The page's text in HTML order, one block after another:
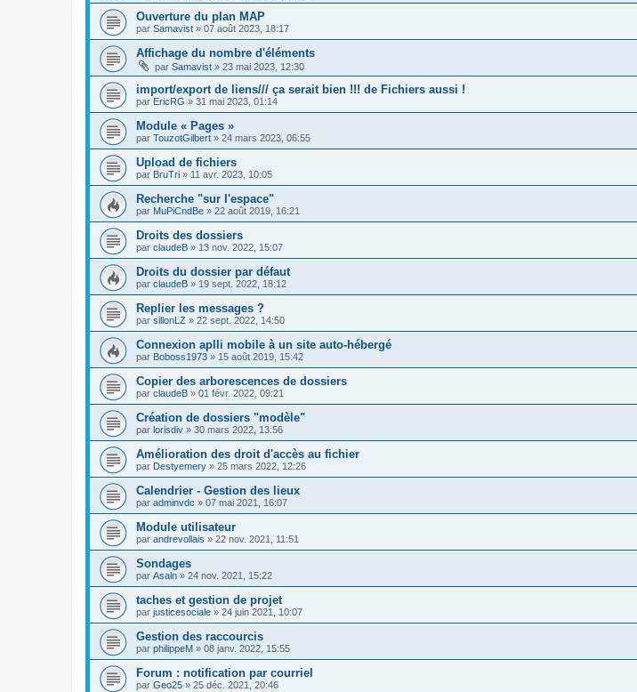
Ouverture du plan MAP
par Samavist » 07 août 2023, 18:17
Affichage du nombre d'éléments
par Samavist » 23 mai 2023, 12:30
import/export de liens/// ça serait bien !!! de Fichiers aussi !
par EricRG » 31 mai 2023, 01:14
Module « Pages »
par TouzotGilbert » 24 mars 2023, 06:55
Upload de fichiers
par BruTri » 11 avr. 2023, 10:05
Recherche "sur l'espace"
par MuPiCndBe » 22 août 2019, 16:21
Droits des dossiers
par claudeB » 13 nov. 2022, 15:07
Droits du dossier par défaut
par claudeB » 19 sept. 2022, 18:12
Replier les messages ?
par sillonLZ » 22 sept. 2022, 14:50
Connexion aplli mobile à un site auto-hébergé
par Boboss1973 » 15 août 2019, 15:42
Copier des arborescences de dossiers
par claudeB » 01 févr. 2022, 09:21
Création de dossiers "modèle"
par lorisdiv » 30 mars 2022, 13:56
Amélioration des droit d'accès au fichier
par Destyemery » 25 mars 2022, 12:26
Calendrier - Gestion des lieux
par adminvdc » 07 mai 2021, 16:07
Module utilisateur
par andrevollais » 22 nov. 2021, 11:51
Sondages
par Asaln » 24 nov. 2021, 15:22
taches et gestion de projet
par justicesociale » 24 juin 2021, 10:07
Gestion des raccourcis
par philippeM » 08 janv. 2022, 15:55
Forum : notification par courriel
par Geo25 » 25 déc. 2021, 20:46